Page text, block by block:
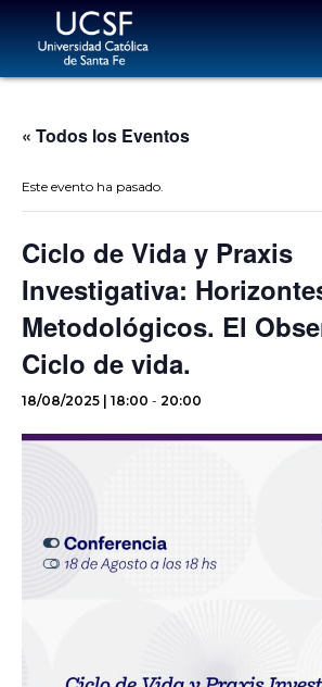
« Todos los Eventos
Este evento ha pasado.
Ciclo de Vida y Praxis
Investigativa:
Metodológicos. El
Ciclo de vida.
18/08/2025 | 18:00 - 20:00